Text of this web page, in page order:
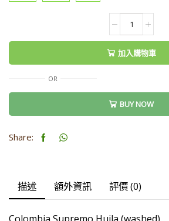
Colombia
Supremo
Huila
(washed)
量
加入購物車
OR
BUY NOW
Share:
描述 額外資訊 評價 (0)